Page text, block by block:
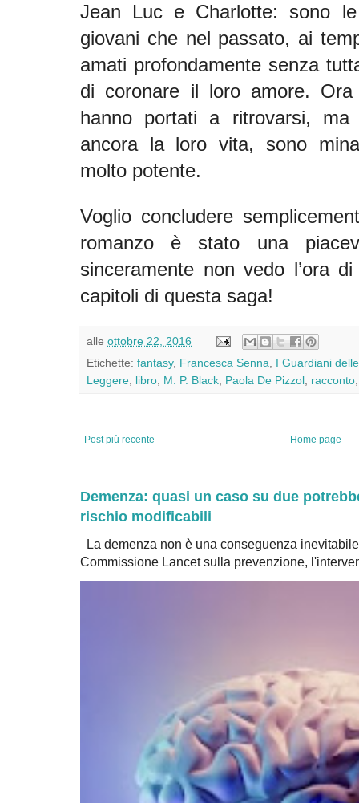
Jean Luc e Charlotte: sono
giovani che nel passato, ai
amati profondamente senza
di coronare il loro amore.
hanno portati a ritrovarsi,
ancora la loro vita, sono
molto potente.
Voglio concludere
romanzo è stato una
sinceramente non vedo l’ora
capitoli di questa saga!
alle ottobre 22, 2016
Etichette: fantasy, Francesca Senna
I Guardiani
Leggere libro M. P. Black Paola De Pizzol racconto
Post più recente Home page
Demenza: quasi un caso su due
rischio modificabili
La demenza non è una conseguenza
Commissione Lancet sulla prevenzione,